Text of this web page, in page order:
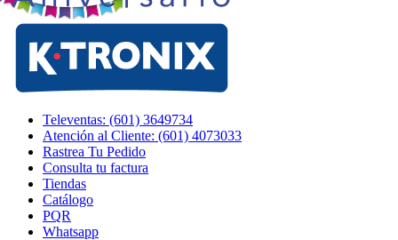
Televentas: (601) 3649734
Atención al Cliente: (601) 4073033
Rastrea Tu Pedido
Consulta tu factura
Tiendas
Catálogo
PQR
Whatsapp